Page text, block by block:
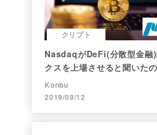
クリプト
NasdaqがDeFi(分散型金融
クスを上場させると聞いた
調べてみた
Konbu
2019/09/12